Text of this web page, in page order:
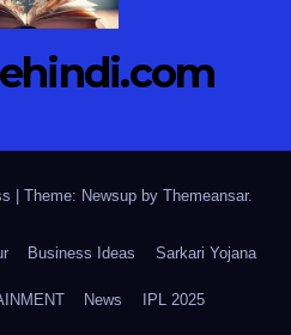
Theme: Newsup by Themeansar.
Business Ideas Sarkari Yojana
News IPL 2025